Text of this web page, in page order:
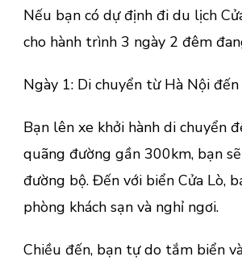
Nếu bạn có dự định đi du lịch
cho hành trình 3 ngày 2 đêm
Ngày 1: Di chuyển từ Hà Nội
Bạn lên xe khởi hành di chuyển
quãng đường gần 300km, bạn
đường bộ. Đến với biển Cửa Lò,
phòng khách sạn và nghỉ ngơi.
Chiều đến, bạn tự do tắm biển